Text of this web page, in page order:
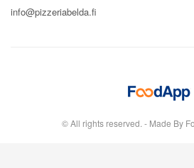
info@pizzeriabelda.fi
© All rights reserved. - Made By